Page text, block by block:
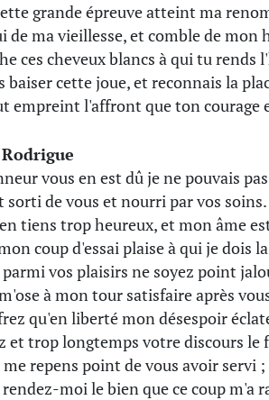
grande épreuve atteint ma
de ma vieillesse, et comble de mon
ces cheveux blancs à qui tu rends
baiser cette joue, et reconnais la
empreint l'affront que ton courage
vous en est dû je ne pouvais
sorti de vous et nourri par vos soins.
tiens trop heureux, et mon âme
coup d'essai plaise à qui je dois
vos plaisirs ne soyez point
à mon tour satisfaire après
qu'en liberté mon désespoir
et trop longtemps votre discours le
me repens point de vous avoir servi ;
moi le bien que ce coup m'a